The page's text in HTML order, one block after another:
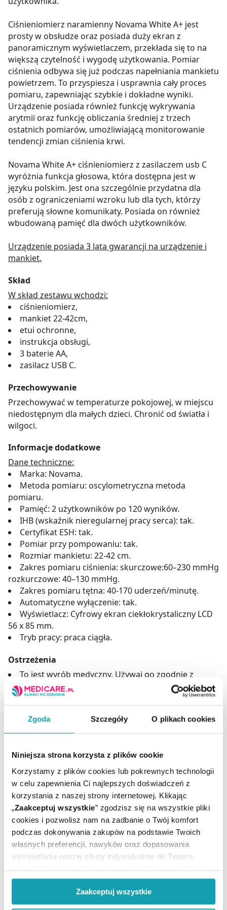
Zgoda Szczegóły O plikach cookies
Niniejsza strona korzysta z plików cookie
Korzystamy z plików cookies lub pokrewnych technologii
w celu zapewnienia Ci najlepszych doświadczeń z
korzystania z naszej strony internetowej. Klikając
„Zaakceptuj wszystkie” zgodzisz się na wszystkie pliki
cookies i pozwolisz nam na zadbanie o Twój komfort
podczas dokonywania zakupów na podstawie Twoich
własnych preferencji, nawyków oraz dopasowania
wyświetlania naszej oferty indywidualnie do Twoich
potrzeb. Część z plików jest nam dodatkowo niezbędna
do prawidłowego działania Portalu oraz jego
funkcjonalności. W zależności od funkcji, dane o tym jak
korzystasz z naszej witryny będą również przekazywane
Zaakceptuj wszystkie
Ciśnieniomierz naramienny Novama White A+ jest
prosty w obsłudze oraz posiada duży ekran z
panoramicznym wyświetlaczem, przekłada się to na
większą czytelność i wygodę użytkowania. Pomiar
ciśnienia odbywa się już podczas napełniania mankietu
powietrzem. To przyspiesza i usprawnia cały proces
pomiaru, zapewniając szybkie i dokładne wyniki.
Urządzenie posiada również funkcję wykrywania
arytmii oraz funkcję obliczania średniej z trzech
ostatnich pomiarów, umożliwiającą monitorowanie
tendencji zmian ciśnienia krwi.
Novama White A+ ciśnieniomierz z zasilaczem usb C
wyróżnia funkcja głosowa, która dostępna jest w
języku polskim. Jest ona szczególnie przydatna dla
osób z ograniczeniami wzroku lub dla tych, którzy
preferują słowne komunikaty. Posiada on również
wbudowaną pamięć dla dwóch użytkowników.
Urządzenie posiada 3 lata gwarancji na urządzenie i
mankiet.
Skład
W skład zestawu wchodzi:
ciśnieniomierz,
mankiet 22-42cm,
etui ochronne,
instrukcja obsługi,
3 baterie AA,
zasilacz USB C.
Przechowywanie
Przechowywać w temperaturze pokojowej, w miejscu
niedostępnym dla małych dzieci. Chronić od światła i
wilgoci.
Informacje dodatkowe
Dane techniczne:
Marka: Novama.
Metoda pomiaru: oscylometryczna metoda
pomiaru.
Pamięć: 2 użytkowników po 120 wyników.
IHB (wskaźnik nieregularnej pracy serca): tak.
Certyfikat ESH: tak.
Pomiar przy pompowaniu: tak.
Rozmiar mankietu: 22-42 cm.
Zakres pomiaru ciśnienia: skurczowe:60–230 mmHg
rozkurczowe: 40–130 mmHg.
Zakres pomiaru tętna: 40-170 uderzeń/minutę.
Automatyczne wyłączenie: tak.
Wyświetlacz: Cyfrowy ekran ciekłokrystaliczny LCD
56 x 85 mm.
Tryb pracy: praca ciągła.
Ostrzeżenia
To jest wyrób medyczny. Używaj go zgodnie z
instrukcją używania lub etykietą.
Tylko do użytku zewnętrznego.
Adres producenta
Shenzhen Jamr Technology Co.,Ltd.
Jamr Science & Technology Park,
No. 2 Guiyuan Road, Guixiang Community,
Guanlan Street, Longhua District,
Shenzhen,
Chiny,
e-mail: info@jamrmed.com
Podmiot odpowiedzialny
Novamed.pl S.A.
90-032 Łódź,